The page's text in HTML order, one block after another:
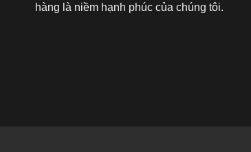
hàng là niềm hạnh phúc của chúng tôi.